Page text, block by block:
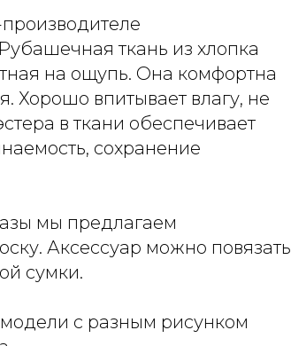
ткань из хлопка
на ощупь. Она комфортна
Хорошо впитывает влагу, не
в ткани обеспечивает
сохранение
мы предлагаем
Аксессуар можно повязать
сумки.
с разным рисунком